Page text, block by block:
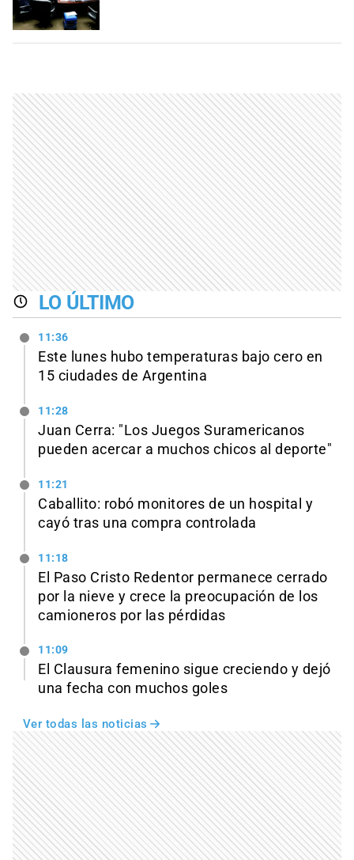
LO ÚLTIMO
11:36
Este lunes hubo temperaturas bajo cero en
15 ciudades de Argentina
11:28
Juan Cerra: "Los Juegos Suramericanos
pueden acercar a muchos chicos al deporte"
11:21
Caballito: robó monitores de un hospital y
cayó tras una compra controlada
11:18
El Paso Cristo Redentor permanece cerrado
por la nieve y crece la preocupación de los
camioneros por las pérdidas
11:09
El Clausura femenino sigue creciendo y dejó
una fecha con muchos goles
Ver todas las noticias